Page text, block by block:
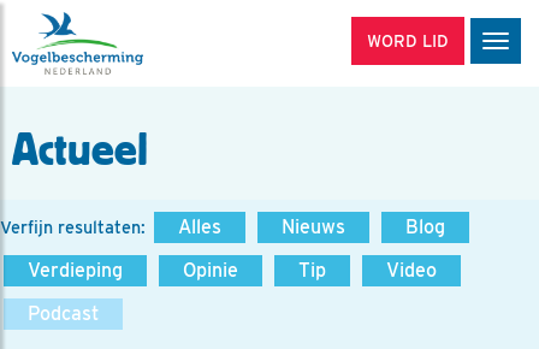
WORD LID
Actueel
Verfijn resultaten: Alles Nieuws
Blog
Verdieping
Opinie Tip
Video
Podcast